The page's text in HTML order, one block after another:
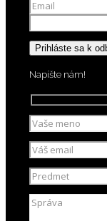
Napíšte nám!